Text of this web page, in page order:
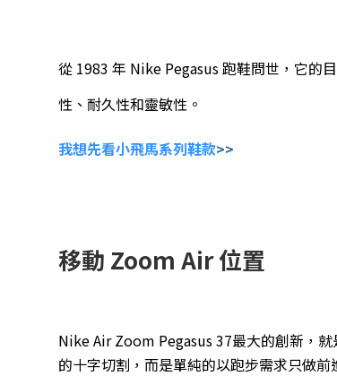
從 1983 年 Nike Pegasus 跑鞋問世，它的
性、耐久性和靈敏性。
我想先看小飛馬系列鞋款>>
移動 Zoom Air 位置
Nike Air Zoom Pegasus 37最大的創新，
的十字切割，而是單純的以跑步需求只做